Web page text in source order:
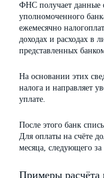
ФНС получает данные
уполномоченного
ежемесячно
доходах и расходах в
представленных
На основании этих
налога и направляет
уплате.
После этого банк
Для оплаты на счёте
месяца, следующего
Примеры расчёта